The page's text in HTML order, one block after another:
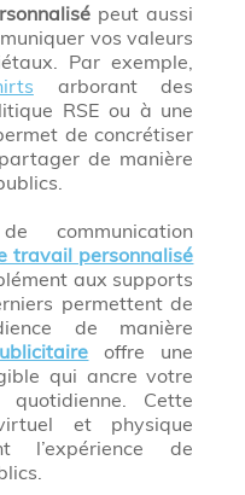
peut aussi
vos valeurs
Par exemple,
arborant des
RSE ou à une
de concrétiser
de manière
communication
travail personnalisé
aux supports
permettent de
de manière
offre une
qui ancre votre
Cette
et physique
l’expérience de